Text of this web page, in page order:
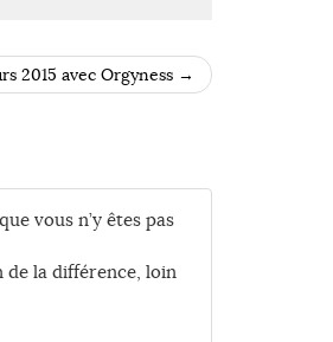
2015 avec Orgyness →
vous n’y êtes pas
de la différence, loin